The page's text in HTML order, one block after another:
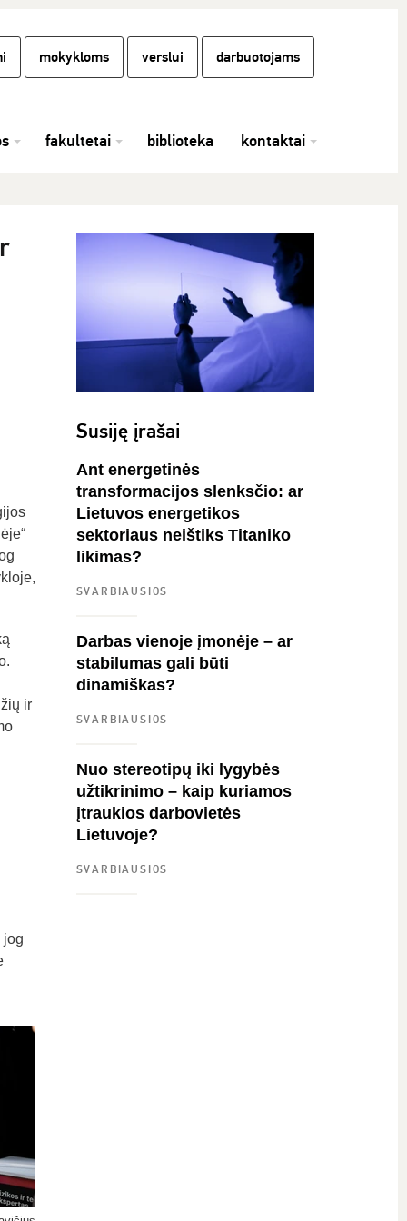
mokykloms verslui darbuotojams
fakultetai biblioteka kontaktai
ir
jog
Susiję įrašai
Ant energetinės
transformacijos slenksčio: ar
Lietuvos energetikos
sektoriaus neištiks Titaniko
likimas?
SVARBIAUSIOS
Darbas vienoje įmonėje – ar
stabilumas gali būti
dinamiškas?
SVARBIAUSIOS
Nuo stereotipų iki lygybės
užtikrinimo – kaip kuriamos
įtraukios darbovietės
Lietuvoje?
SVARBIAUSIOS